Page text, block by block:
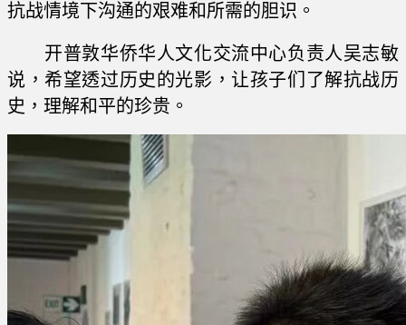
抗战情境下沟通的艰难和所需的胆识。
开普敦华侨华人文化交流中心负责人吴志敏
说，希望透过历史的光影，让孩子们了解抗战历
史，理解和平的珍贵。